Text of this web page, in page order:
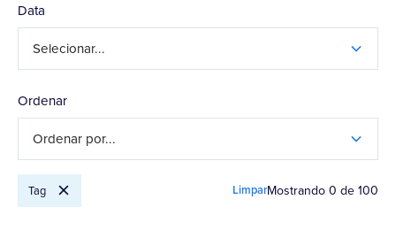
Data
Selecionar...
Ordenar
Ordenar por...
Tag LimparMostrando0 de100